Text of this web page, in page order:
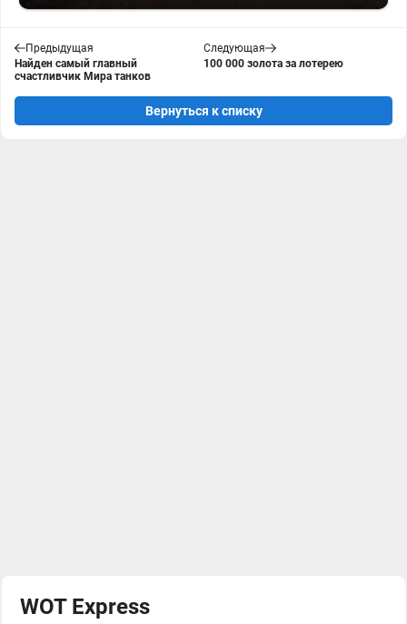
Предыдущая
Найден самый главный
счастливчик Мира танков
Следующая
100 000 золота за лотерею
Вернуться к списку
WOT Express